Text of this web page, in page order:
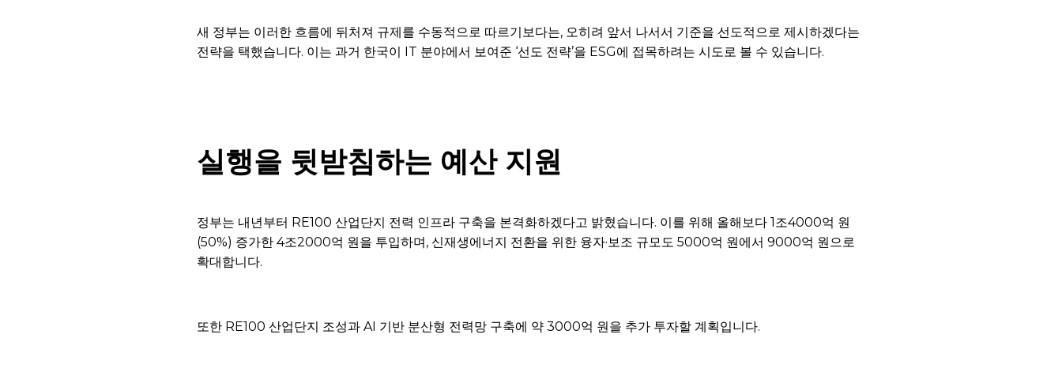
새 정부는 이러한 흐름에 뒤처져 규제를 수동적으로 따르기보다는, 오히려 앞서 나서서 기준을 선도적으로 제시하겠다는
전략을 택했습니다. 이는 과거 한국이 IT 분야에서 보여준 ‘선도 전략’을 ESG에 접목하려는 시도로 볼 수 있습니다.
실행을 뒷받침하는 예산 지원
정부는 내년부터 RE100 산업단지 전력 인프라 구축을 본격화하겠다고 밝혔습니다. 이를 위해 올해보다 1조4000억 원
(50%) 증가한 4조2000억 원을 투입하며, 신재생에너지 전환을 위한 융자·보조 규모도 5000억 원에서 9000억 원으로
확대합니다.
또한 RE100 산업단지 조성과 AI 기반 분산형 전력망 구축에 약 3000억 원을 추가 투자할 계획입니다.